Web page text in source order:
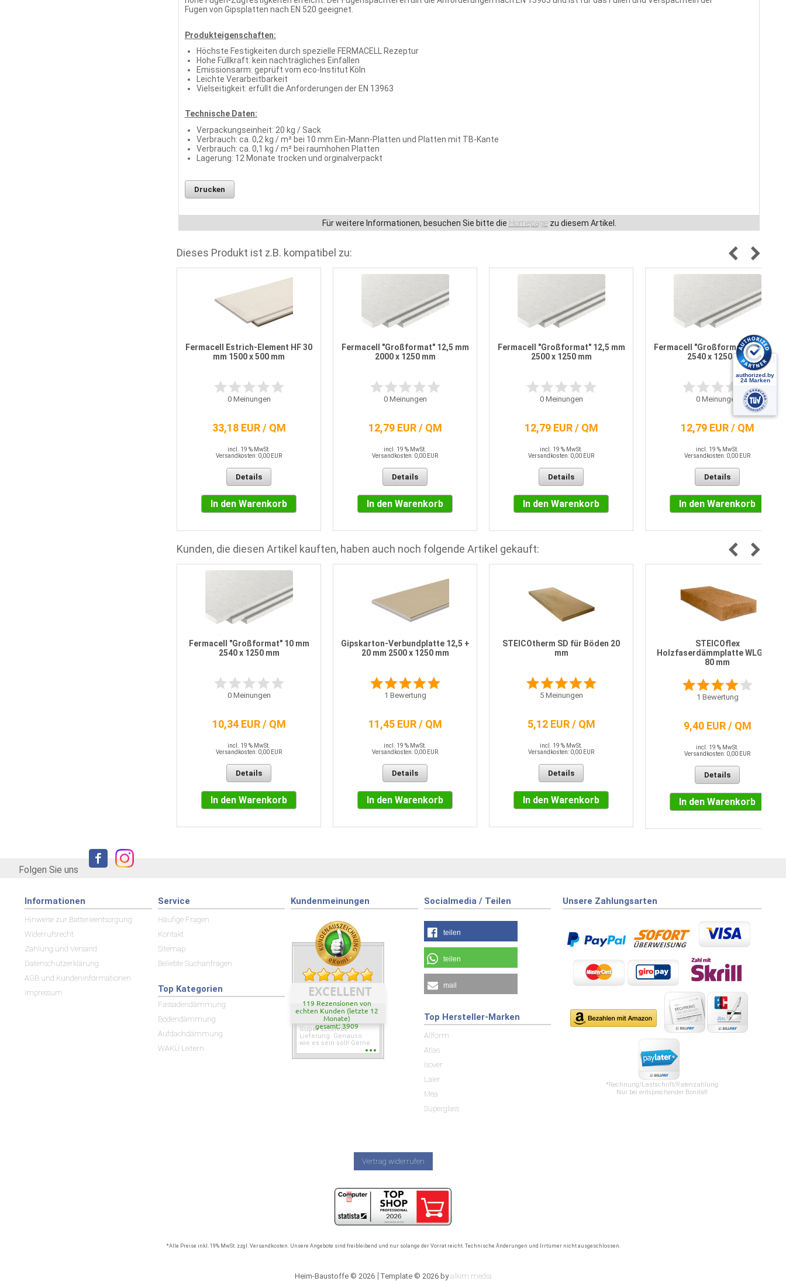
Fugen von Gipsplatten nach EN 520 geeignet.
Produkteigenschaften:
Höchste Festigkeiten durch spezielle FERMACELL Rezeptur
Hohe Füllkraft: kein nachträgliches Einfallen
Emissionsarm: geprüft vom eco-Institut Köln
Leichte Verarbeitbarkeit
Vielseitigkeit: erfüllt die Anforderungen der EN 13963
Technische Daten:
Verpackungseinheit: 20 kg / Sack
Verbrauch: ca. 0,2 kg / m² bei 10 mm Ein-Mann-Platten und Platten mit TB-Kante
Verbrauch: ca. 0,1 kg / m² bei raumhohen Platten
Lagerung: 12 Monate trocken und orginalverpackt
Drucken
Für weitere Informationen, besuchen Sie bitte die Homepagezu diesem Artikel.
Dieses Produkt ist z.B. kompatibel zu:
Fermacell Estrich-Element HF 30
mm 1500 x 500 mm
0Meinungen
33,18 EUR / QM
incl. 19 % MwSt.
Versandkosten: 0,00 EUR
Details
In den Warenkorb
Fermacell "Großformat" 12,5 mm
2000 x 1250 mm
0Meinungen
12,79 EUR / QM
incl. 19 % MwSt.
Versandkosten: 0,00 EUR
Details
In den Warenkorb
Fermacell "Großformat" 12,5 mm
2500 x 1250 mm
0Meinungen
12,79 EUR / QM
incl. 19 % MwSt.
Versandkosten: 0,00 EUR
Details
In den Warenkorb
Fermacell "Großformat" 12,5 mm
2540 x 1250 mm
0Meinungen
12,79 EUR / QM
incl. 19 % MwSt.
Versandkosten: 0,00 EUR
Details
In den Warenkorb
Kunden, die diesen Artikel kauften, haben auch noch folgende Artikel gekauft:
Fermacell "Großformat" 10 mm
2540 x 1250 mm
0Meinungen
10,34 EUR / QM
incl. 19 % MwSt.
Versandkosten: 0,00 EUR
Details
In den Warenkorb
Gipskarton-Verbundplatte 12,5 +
20 mm 2500 x 1250 mm
1 Bewertung
11,45 EUR / QM
incl. 19 % MwSt.
Versandkosten: 0,00 EUR
Details
In den Warenkorb
STEICOtherm SD für Böden 20
mm
5Meinungen
5,12 EUR / QM
incl. 19 % MwSt.
Versandkosten: 0,00 EUR
Details
In den Warenkorb
STEICOflex
Holzfaserdämmplatte WLG 036
80 mm
1 Bewertung
9,40 EUR / QM
incl. 19 % MwSt.
Versandkosten: 0,00 EUR
Details
In den Warenkorb
Folgen Sie uns
Informationen
Hinweise zur Batterieentsorgung
Widerrufsrecht
Zahlung und Versand
Datenschutzerklärung
AGB und Kundeninformationen
Impressum
Service
Häufige Fragen
Kontakt
Sitemap
Beliebte Suchanfragen
Top Kategorien
Fassadendämmung
Bodendämmung
Aufdachdämmung
WAKÜ Leitern
Kundenmeinungen
EXCELLENT
119 Rezensionen von
echten Kunden (letzte 12
Monate)
gesamt: 3909
Super schnelle
Lieferung. Genauso
wie es sein soll! Gerne
wieder wenn ich was
Socialmedia / Teilen
teilen
teilen
mail
Unsere Zahlungsarten
*Rechnung/Lastschrift/Ratenzahlung
Nur bei entsprechender Bonität!
Top Hersteller-Marken
Allform
Atlas
Isover
Laier
Mea
Superglass
Vertrag widerrufen
*Alle Preise inkl. 19% MwSt. zzgl. Versandkosten. Unsere Angebote sind freibleibend und nur solange der Vorrat reicht. Technische Änderungen und Irrtümer nicht ausgeschlossen.
Heim-Baustoffe © 2026 Template © 2026 byalkim media